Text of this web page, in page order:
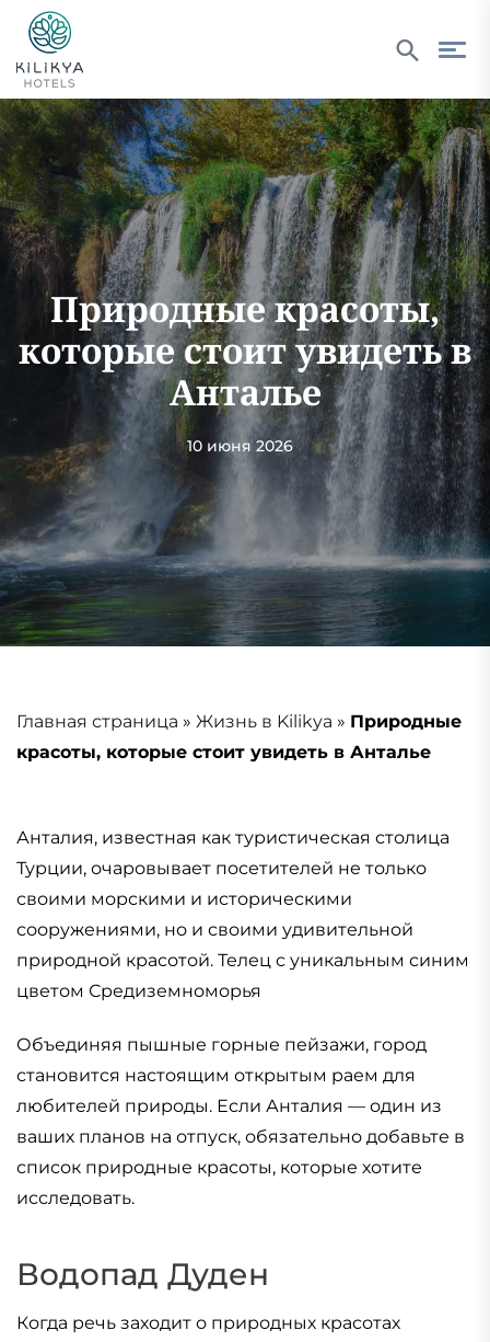
Природные красоты,
которые стоит увидеть в
Анталье
10 июня 2026
Главная страница » Жизнь в Kilikya » Природные
красоты, которые стоит увидеть в Анталье
Анталия, известная как туристическая столица
Турции, очаровывает посетителей не только
своими морскими и историческими
сооружениями, но и своими удивительной
природной красотой. Телец с уникальным синим
цветом Средиземноморья
Объединяя пышные горные пейзажи, город
становится настоящим открытым раем для
любителей природы. Если Анталия — один из
ваших планов на отпуск, обязательно добавьте в
список природные красоты, которые хотите
исследовать.
Водопад Дуден
Когда речь заходит о природных красотах